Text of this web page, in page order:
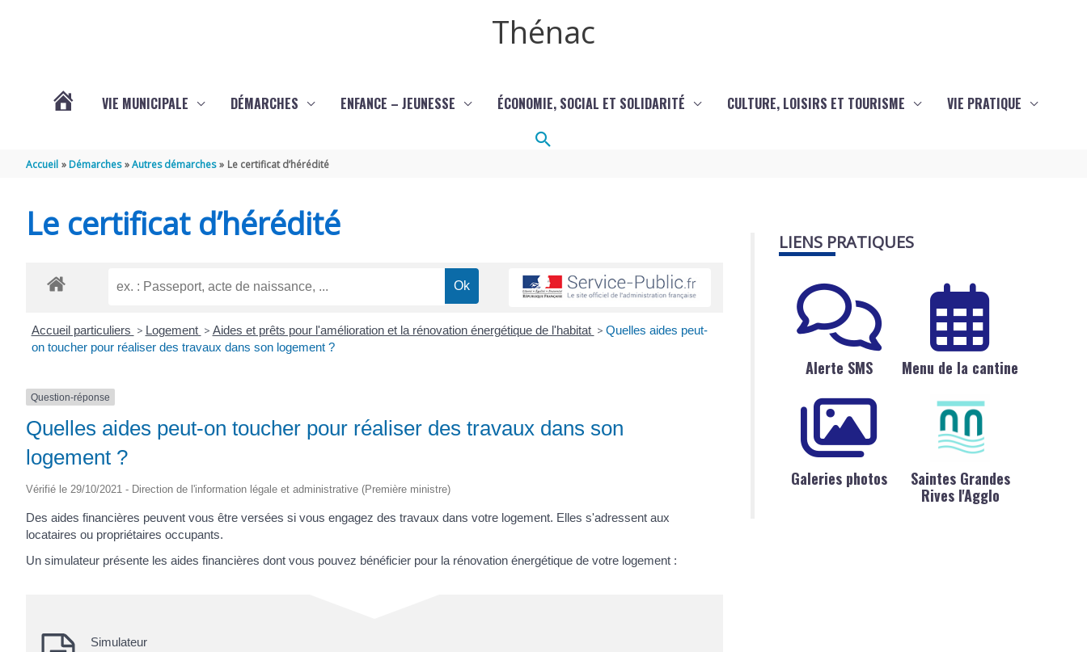
Thénac
THÉNAC
VIE MUNICIPALE DÉMARCHES ENFANCE – JEUNESSE ÉCONOMIE, SOCIAL ET SOLIDARITÉ CULTURE, LOISIRS ET TOURISME VIE PRATIQUE
Rechercher
Accueil Démarches Autres démarches Le certificat d’hérédité
Le certificat d’hérédité
Accueil particuliers > Logement > Aides et prêts pour l'amélioration et la rénovation énergétique de l'habitat > Quelles aides peut-
on toucher pour réaliser des travaux dans son logement ?
Question-réponse
Quelles aides peut-on toucher pour réaliser des travaux dans son
logement ?
Vérifié le 29/10/2021 - Direction de l'information légale et administrative (Première ministre)
Des aides financières peuvent vous être versées si vous engagez des travaux dans votre logement. Elles s'adressent aux
locataires ou propriétaires occupants.
Un simulateur présente les aides financières dont vous pouvez bénéficier pour la rénovation énergétique de votre logement :
Simulateur
LIENS PRATIQUES
Alerte SMS Menu de la cantine
Galeries photos
Saintes Grandes
Rives l'Agglo